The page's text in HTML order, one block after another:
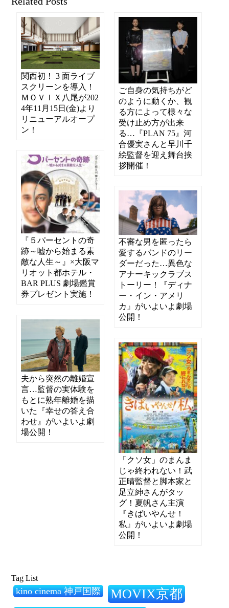
関西初！ 3 面ライブ
スクリーンを導入！
ＭＯＶＩＸ八尾が202
4年11月15日(金)より
リニューアルオープ
ン！
ご自身の気持ちがど
のように動くか、観
る方によって様々な
受け止め方が出来
る…『PLAN 75』河
合優実さんと早川千
絵監督を迎え舞台挨
拶開催！
『５パーセントの奇
跡～嘘から始まる素
敵な人生～』×大阪マ
リオット都ホテル・
BAR PLUS 劇場鑑賞
券プレゼント実施！
不審な男を匿ったら
愛するバンドのリー
ダーだった…異色な
アナーキックラブス
トーリー！『ディナ
ー・イン・アメリ
カ』がいよいよ劇場
公開！
夫から突然の離婚宣
言…監督の実体験を
もとに熟年離婚を描
いた『幸せの答え合
わせ』がいよいよ劇
場公開！
「クソ女」のまんま
じゃ終われない！武
正晴監督と脚本家と
足立紳さんがタッ
グ！夏帆さん主演
『きばいやんせ！
私』がいよいよ劇場
公開！
Tag List
kino cinema 神戸国際 MOVIX京都